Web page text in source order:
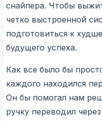
снайпера. Чтобы
четко выстроенной
подготовиться к
будущего успеха.
Как все было бы
каждого находился
Он бы помогал нам
ручку переводил